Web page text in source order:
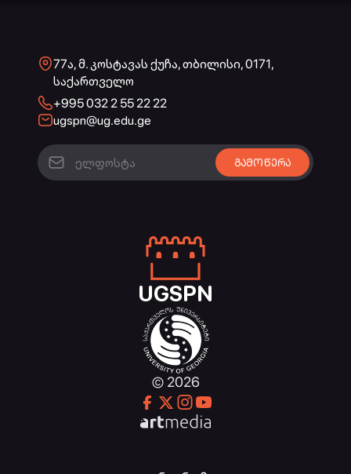
77ა, მ. კოსტავას ქუჩა, თბილისი, 0171,
საქართველო
+995 032 2 55 22 22
ugspn@ug.edu.ge
UGSPN
© 2026